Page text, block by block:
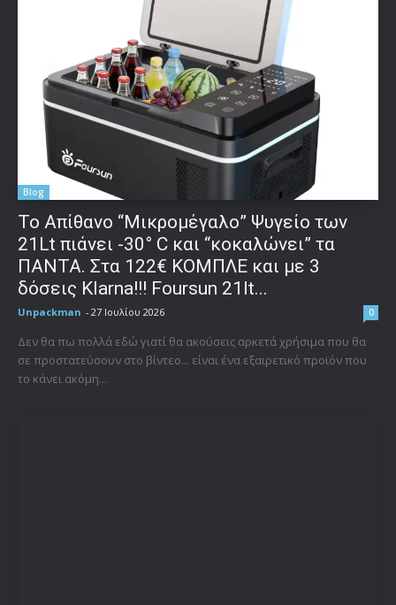
Blog
Το Απίθανο “Μικρομέγαλο” Ψυγείο των
21Lt πιάνει -30° C και “κοκαλώνει” τα
ΠΑΝΤΑ. Στα 122€ ΚΟΜΠΛΕ και με 3
δόσεις Klarna!!! Foursun 21lt...
Unpackman - 27 Ιουλίου 2026 0
Δεν θα πω πολλά εδώ γιατί θα ακούσεις αρκετά χρήσιμα που θα
σε προστατεύσουν στο βίντεο... είναι ένα εξαιρετικό προϊόν που
το κάνει ακόμη...